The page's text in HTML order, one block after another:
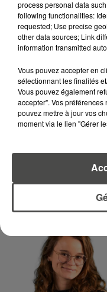
LA
RCA
process personal data
following functionalities:
requested; Use precise
other data sources; Link
information transmitted
Vous pouvez accepter en
sélectionnant les finalités
Vous pouvez également
accepter". Vos
pouvez mettre à jour vos
moment via le lien "Gérer